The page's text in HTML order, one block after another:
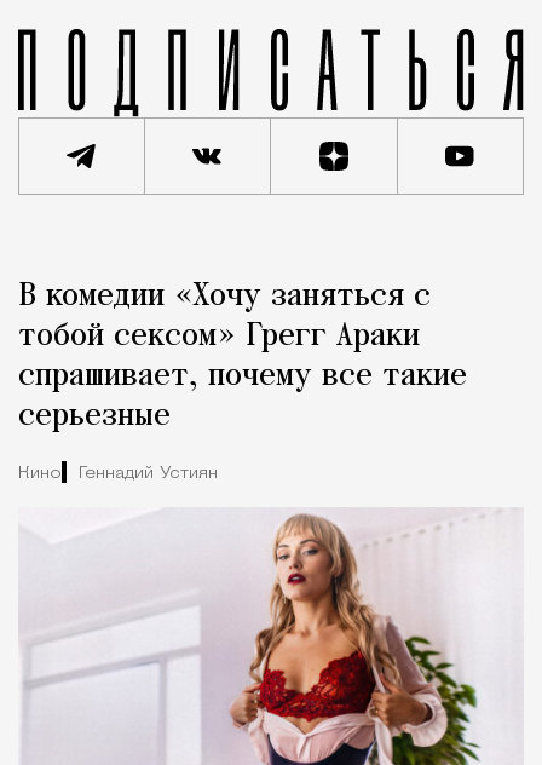
Город
В комедии «Хочу заняться с
тобой сексом» Грегг Араки
спрашивает, почему все такие
серьезные
Кино Геннадий Устиян